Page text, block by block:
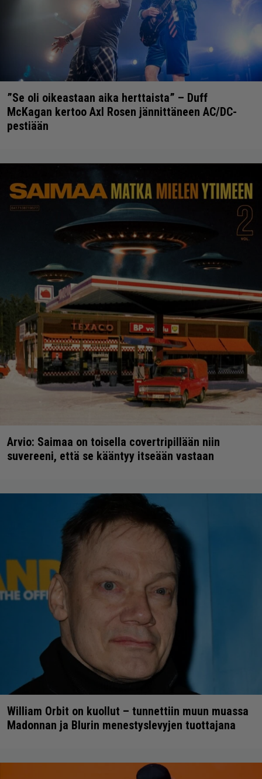
”Se oli oikeastaan aika herttaista” – Duff
McKagan kertoo Axl Rosen jännittäneen AC/DC-
pestiään
Arvio: Saimaa on toisella covertripillään niin
suvereeni, että se kääntyy itseään vastaan
William Orbit on kuollut – tunnettiin muun muassa
Madonnan ja Blurin menestyslevyjen tuottajana